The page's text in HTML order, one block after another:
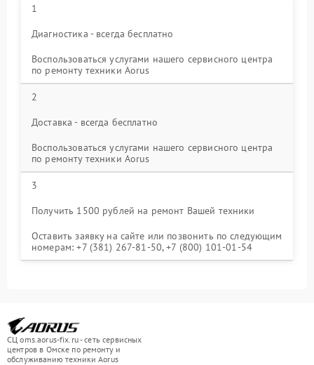
1
Диагностика - всегда бесплатно
Воспользоваться услугами нашего сервисного центра
по ремонту техники Aorus
2
Доставка - всегда бесплатно
Воспользоваться услугами нашего сервисного центра
по ремонту техники Aorus
3
Получить 1500 рублей на ремонт Вашей техники
Оставить заявку на сайте или позвонить по следующим
номерам: +7 (381) 267-81-50, +7 (800) 101-01-54
СЦ oms.aorus-fix.ru - сеть сервисных
центров в Омске по ремонту и
обслуживанию техники Aorus